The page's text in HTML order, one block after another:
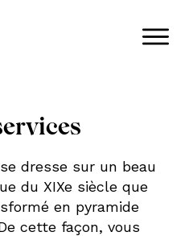
dresse sur un beau
du XIXe siècle que
en pyramide
cette façon, vous